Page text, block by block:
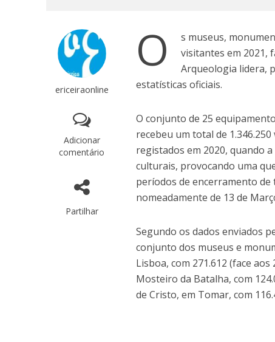
ericeiraonline
Adicionar
comentário
Partilhar
O
s museus,
visitantes em 2021,
Arqueologia lidera,
estatísticas oficiais.
O conjunto de 25
recebeu um total de
registados em 2020, quando
culturais, provocando uma
períodos de encerramento
nomeadamente de 13 de
Segundo os dados enviados
conjunto dos museus e
Lisboa, com 271.612 (face
Mosteiro da Batalha, com
de Cristo, em Tomar, com